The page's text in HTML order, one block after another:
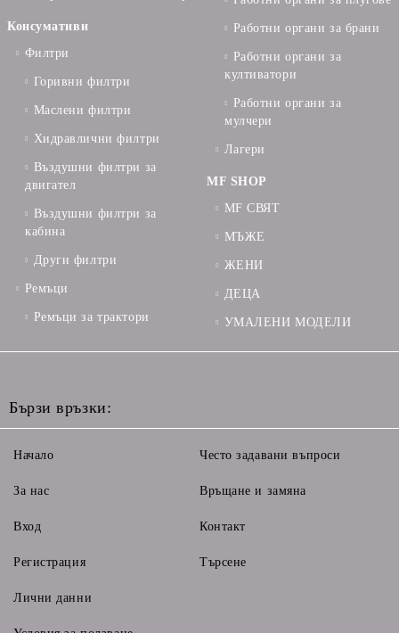
Консумативи
Филтри
Горивни филтри
Маслени филтри
Хидравлични филтри
Въздушни филтри за
двигател
Въздушни филтри за
кабина
Други филтри
Ремъци
Ремъци за трактори
Работни органи за брани
Работни органи за
култиватори
Работни органи за
мулчери
Лагери
MF SHOP
MF СВЯТ
МЪЖЕ
ЖЕНИ
ДЕЦА
УМАЛЕНИ МОДЕЛИ
Бързи връзки:
Начало
За нас
Вход
Регистрация
Често задавани въпроси
Връщане и замяна
Контакт
Търсене
Лични данни